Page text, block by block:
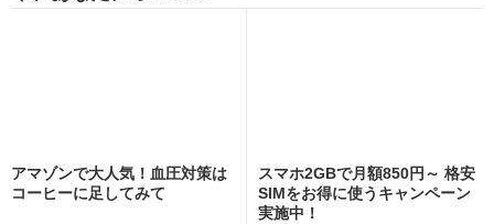
アマゾンで大人気！血圧対策は
コーヒーに足してみて
スマホ2GBで月額850円～ 格安
SIMをお得に使うキャンペーン
実施中！